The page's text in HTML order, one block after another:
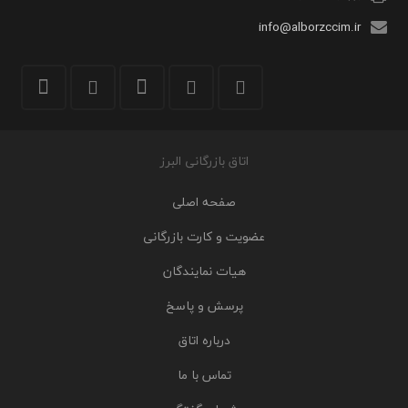
info@alborzccim.ir
اتاق بازرگانی البرز
صفحه اصلی
عضویت و کارت بازرگانی
هیات نمایندگان
پرسش و پاسخ
درباره اتاق
تماس با ما